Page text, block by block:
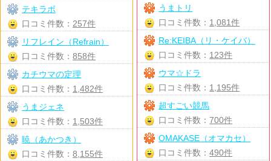
うまトリ
口コミ件数： 1,081件
Re:KEIBA（リ・ケイバ）
口コミ件数： 123件
ウマ☆ドラ
口コミ件数： 1,195件
超すごい競馬
口コミ件数：700件
OMAKASE（オマカセ）
口コミ件数：490件
テキラボ
口コミ件数： 257件
リフレイン（Refrain）
口コミ件数： 858件
カチウマの定理
口コミ件数： 1,482件
うまジェネ
口コミ件数： 1,503件
暁（あかつき）
口コミ件数： 8,155件